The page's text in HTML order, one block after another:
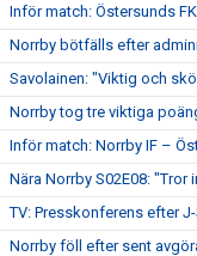
Inför match: Östersunds
Norrby bötfälls efter
Savolainen: "Viktig och
Norrby tog tre viktiga
Inför match: Norrby IF –
Nära Norrby S02E08: "Tror
TV: Presskonferens efter
Norrby föll efter sent